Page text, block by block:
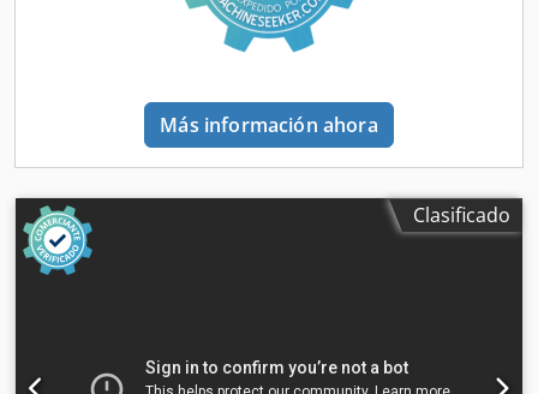
Más información ahora
Clasificado